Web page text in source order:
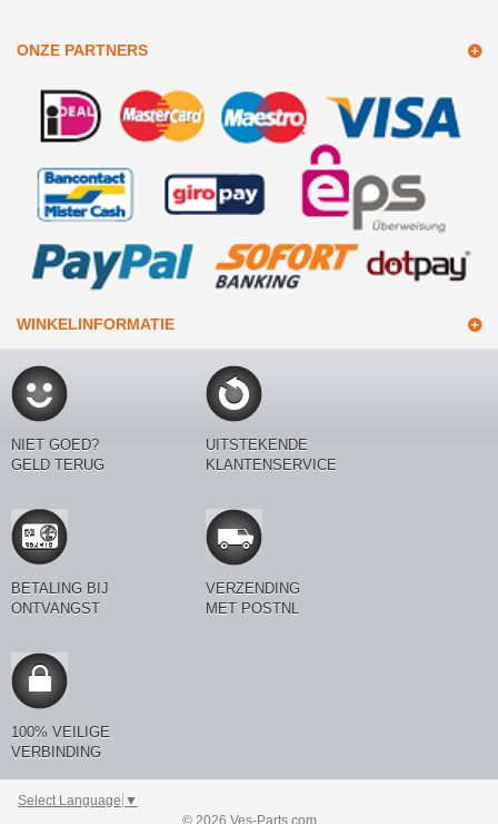
ONZE PARTNERS
WINKELINFORMATIE
NIET GOED?
GELD TERUG
UITSTEKENDE
KLANTENSERVICE
BETALING BIJ
ONTVANGST
VERZENDING
MET POSTNL
100% VEILIGE
VERBINDING
Select Language ▼